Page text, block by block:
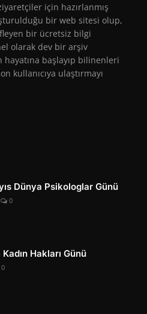
için hazırlanmış
bir web sitesi olup,
bir ücretsiz bilgi
olarak dev bir arşiv
hayatına başlayıp bilinenleri
kullanıcıya ulaştırmayı
Dünya Psikologlar Günü
0
Hakları Günü
0